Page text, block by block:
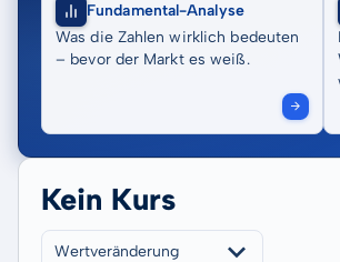
Fundamental-Analyse
Was die Zahlen wirklich bedeuten
– bevor der Markt es weiß.
Kein Kurs
Wertveränderung